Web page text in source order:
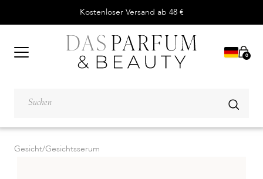
Kostenloser Versand ab 48 €
0
Gesicht/Gesichtsserum